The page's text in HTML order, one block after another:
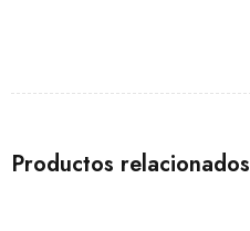
Productos relacionados